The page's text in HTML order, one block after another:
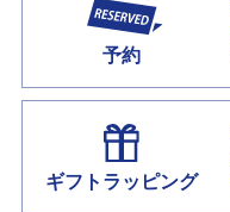
予約
ギフトラッピング